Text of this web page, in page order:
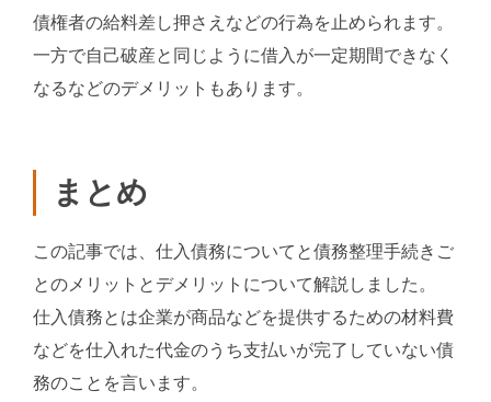
債権者の給料差し押さえなどの行為を止められます。
一方で自己破産と同じように借入が一定期間できなく
なるなどのデメリットもあります。
まとめ
この記事では、仕入債務についてと債務整理手続きご
とのメリットとデメリットについて解説しました。
仕入債務とは企業が商品などを提供するための材料費
などを仕入れた代金のうち支払いが完了していない債
務のことを言います。